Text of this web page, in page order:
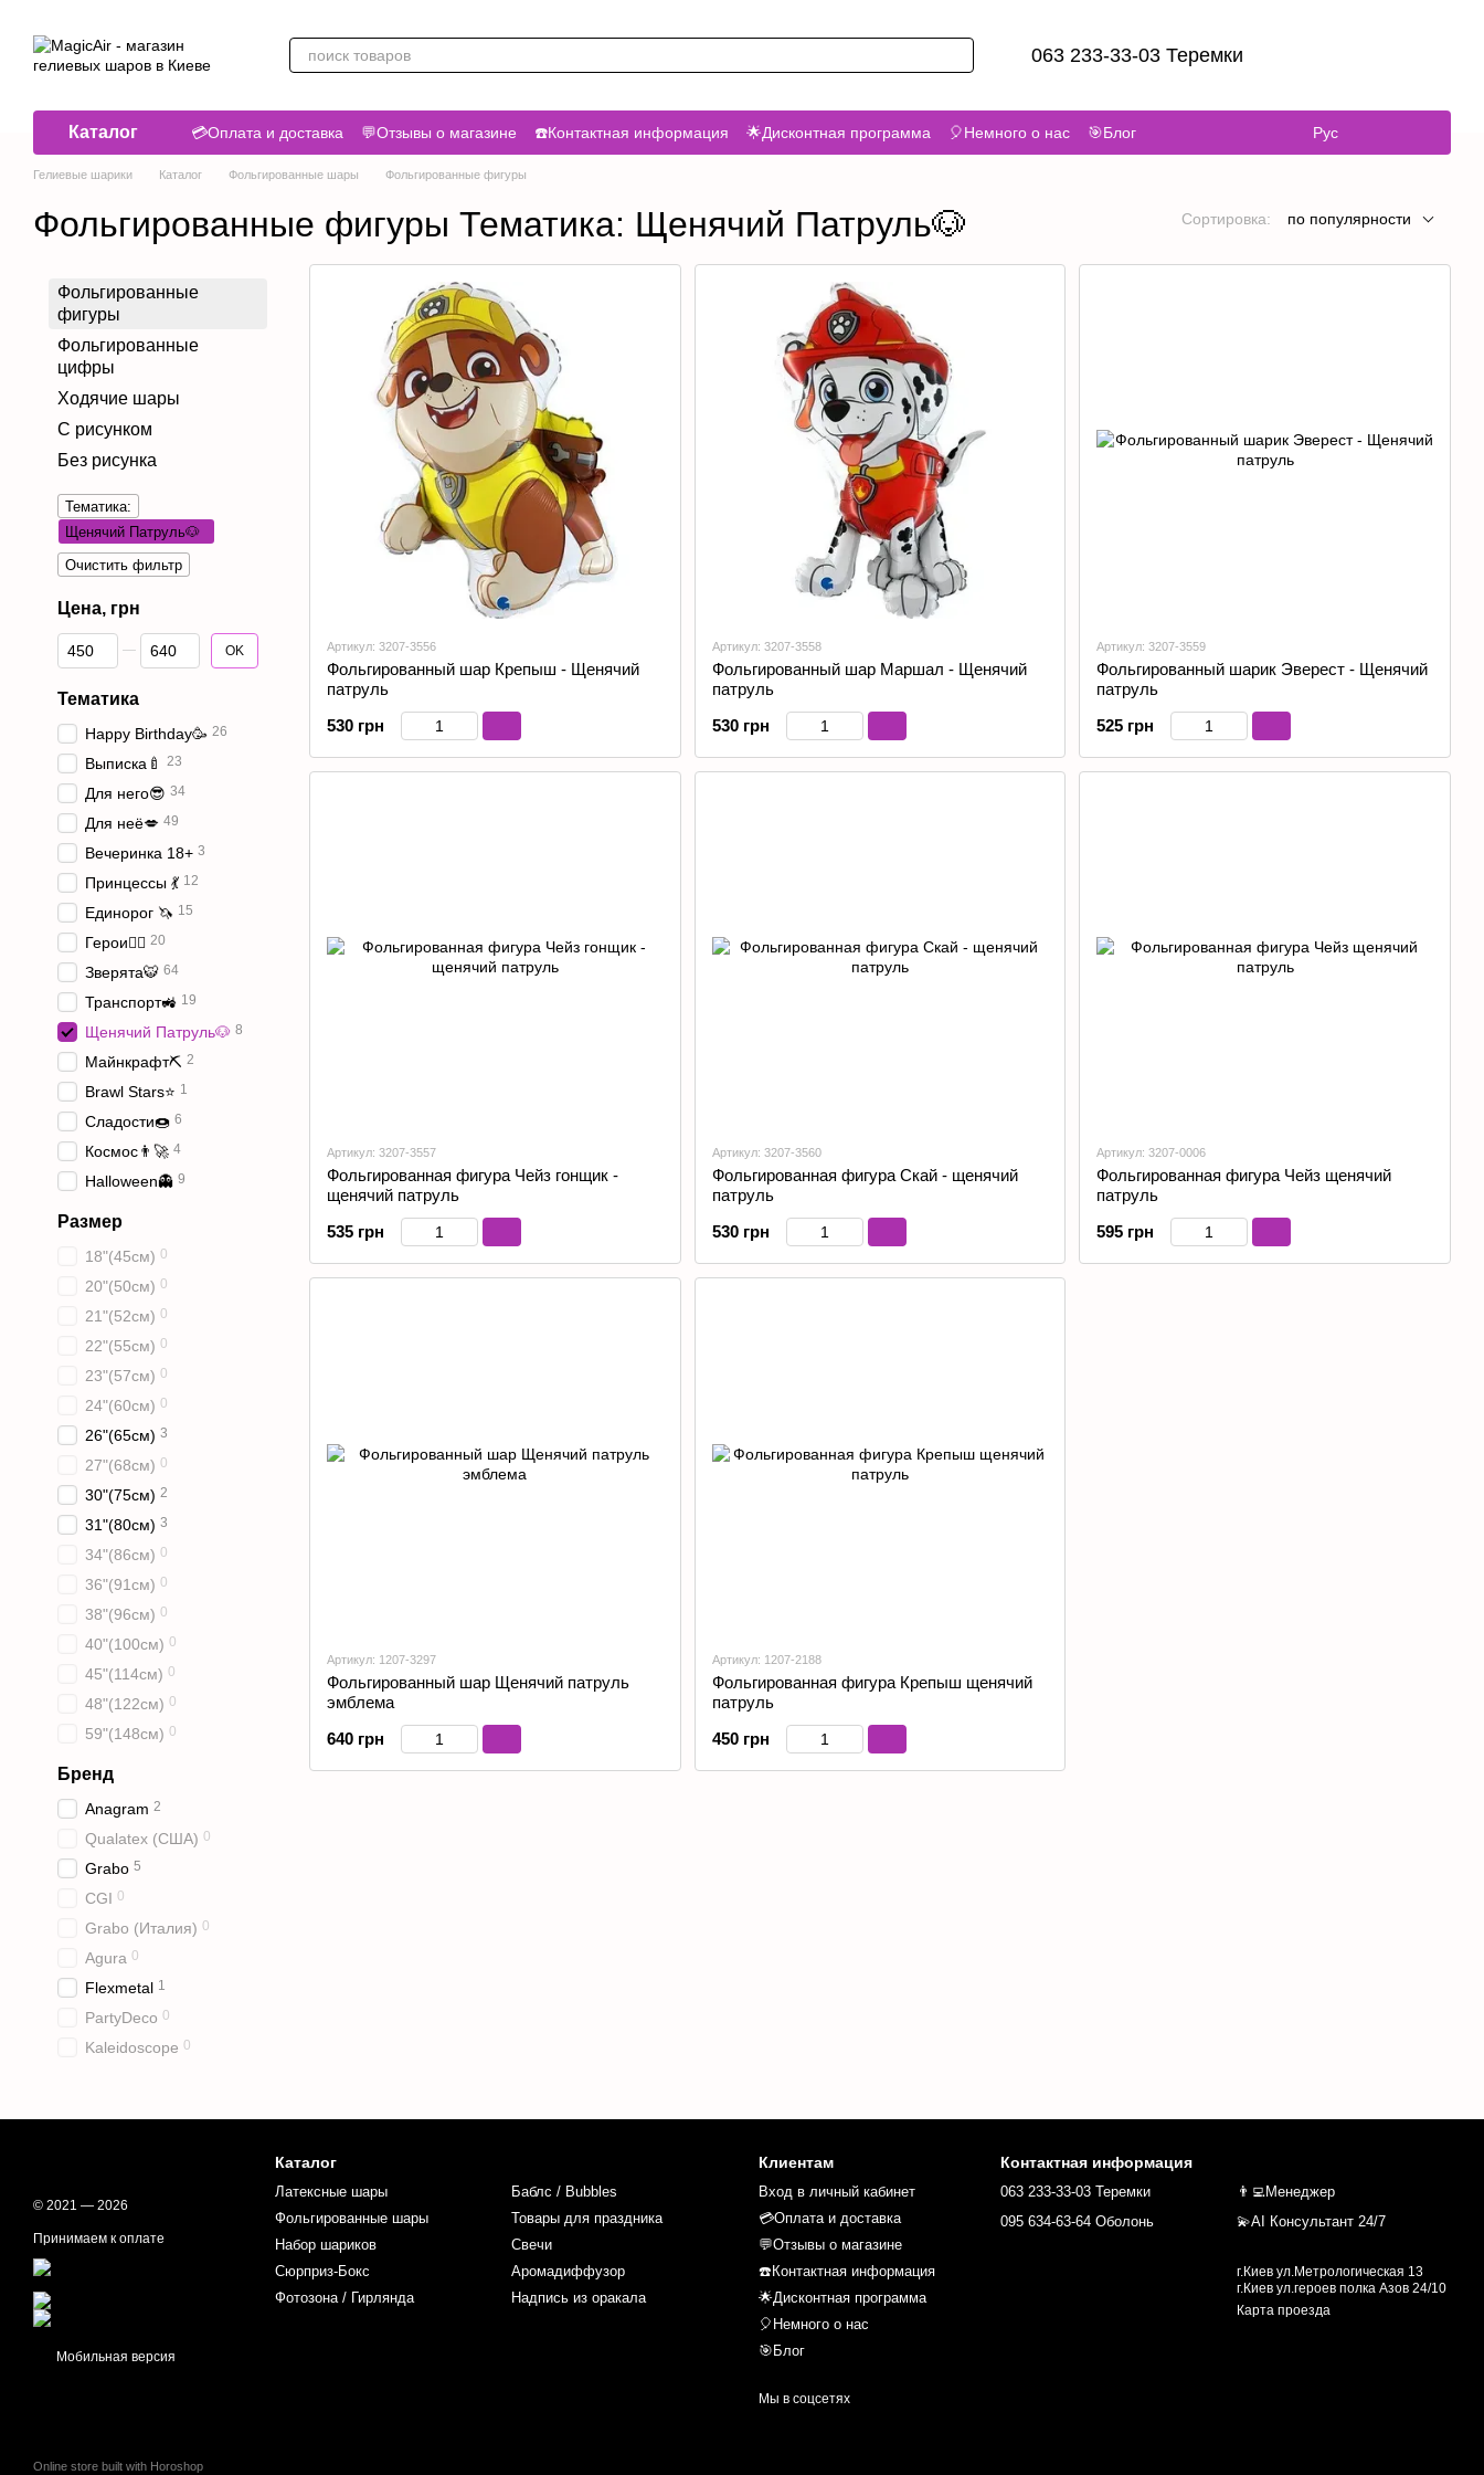
063 233-33-03 Теремки
Каталог 💳Оплата и доставка 💬Отзывы о магазине ☎️Контактная информация 🌟Дисконтная программа 🎈Немного о нас 🎯Блог Рус
Гелиевые шарики Каталог Фольгированные шары Фольгированные фигуры
Фольгированные фигуры Тематика: Щенячий Патруль🐶 Сортировка: по популярности
Артикул: 3207-3556
Фольгированный шар Крепыш - Щенячий
патруль
530 грн
Артикул: 3207-3558
Фольгированный шар Маршал - Щенячий
патруль
530 грн
Артикул: 3207-3559
Фольгированный шарик Эверест - Щенячий
патруль
525 грн
Артикул: 3207-3557
Фольгированная фигура Чейз гонщик -
щенячий патруль
535 грн
Артикул: 3207-3560
Фольгированная фигура Скай - щенячий
патруль
530 грн
Артикул: 3207-0006
Фольгированная фигура Чейз щенячий
патруль
595 грн
Артикул: 1207-3297
Фольгированный шар Щенячий патруль
эмблема
640 грн
Артикул: 1207-2188
Фольгированная фигура Крепыш щенячий
патруль
450 грн
Фольгированные
фигуры
Фольгированные
цифры
Ходячие шары
С рисунком
Без рисунка
Тематика:
Щенячий Патруль🐶
Очистить фильтр
Цена, грн
От Цена, грн
До Цена, грн OK
Тематика
Happy Birthday🥳 26
Выписка🍼 23
Для него😎 34
Для неё💋 49
Вечеринка 18+ 3
Принцессы 💃 12
Единорог 🦄 15
Герои🦸‍♂️ 20
Зверята🐯 64
Транспорт🚜 19
Щенячий Патруль🐶 8
Майнкрафт⛏️ 2
Brawl Stars⭐️ 1
Сладости🍩 6
Космос👨‍🚀 4
Halloween👻 9
Размер
18"(45см) 0
20"(50см) 0
21"(52см) 0
22"(55см) 0
23"(57см) 0
24"(60см) 0
26"(65см) 3
27"(68см) 0
30"(75см) 2
31"(80см) 3
34"(86см) 0
36"(91см) 0
38"(96см) 0
40"(100см) 0
45"(114см) 0
48"(122см) 0
59"(148см) 0
Бренд
Anagram 2
Qualatex (США) 0
Grabo 5
CGI 0
Grabo (Италия) 0
Agura 0
Flexmetal 1
PartyDeco 0
Kaleidoscope 0
© 2021 — 2026
Принимаем к оплате
Мобильная версия
Online store built with Horoshop
Каталог
Латексные шары
Фольгированные шары
Набор шариков
Сюрприз-Бокс
Фотозона / Гирлянда
Баблс / Bubbles
Товары для праздника
Свечи
Аромадиффузор
Надпись из оракала
Клиентам
Вход в личный кабинет
💳Оплата и доставка
💬Отзывы о магазине
☎️Контактная информация
🌟Дисконтная программа
🎈Немного о нас
🎯Блог
Мы в соцсетях
Контактная информация
063 233-33-03 Теремки
095 634-63-64 Оболонь
👨‍💻Менеджер
💫AI Консультант 24/7
г.Киев ул.Метрологическая 13
г.Киев ул.героев полка Азов 24/10
Карта проезда